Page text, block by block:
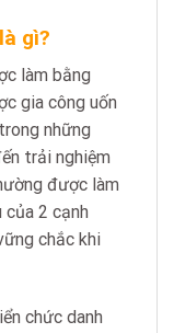
gì?
làm bằng
gia công uốn
những
trải nghiệm
được làm
2 cạnh
chắc khi
chức danh